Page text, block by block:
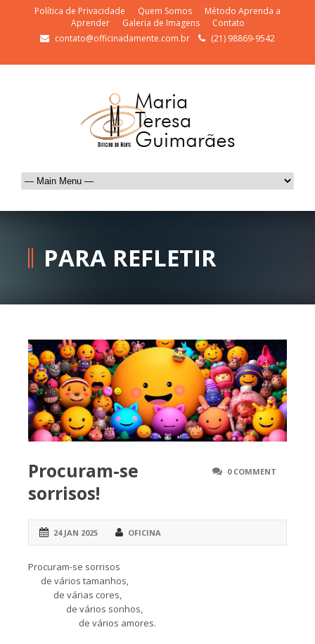
Política de Privacidade Quem Somos
Método Aprenda a
Aprender
Galeria de Imagens
Contato
contato@officinadamente.com.br
(21) 98869-9542
PARA REFLETIR
0 COMMENT
Procuram-se
sorrisos!
24 JAN 2025 OFICINA
Procuram-se sorrisos
de vários tamanhos,
de várias cores,
de vários sonhos,
de vários amores.